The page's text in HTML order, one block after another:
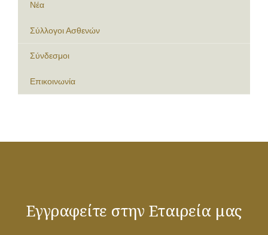
Νέα
Σύλλογοι Ασθενών
Σύνδεσμοι
Επικοινωνία
Εγγραφείτε στην Εταιρεία μας